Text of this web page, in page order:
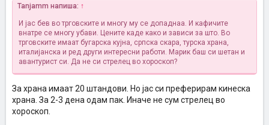
Tanjamm напиша: ↑
И јас бев во трговските и многу му се допаднаа. И кафичите
внатре се многу убави. Цените каде како и зависи за што. Во
трговските имаат бугарска кујна, српска скара, турска храна,
италијанска и ред други интересни работи. Марик баш си шетан и
авантурист си. Да не си стрелец во хороскоп?
За храна имаат 20 штандови. Но јас си преферирам кинеска
храна. За 2-3 дена одам пак. Иначе не сум стрелец во
хороскоп.